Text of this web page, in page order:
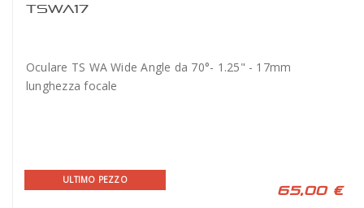
TSWA17
Oculare TS WA Wide Angle da 70°- 1.25" - 17mm
lunghezza focale
ULTIMO PEZZO
65,00 €